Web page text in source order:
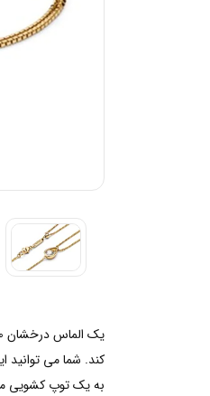
کند. شما می توانید
به یک توپ کشویی